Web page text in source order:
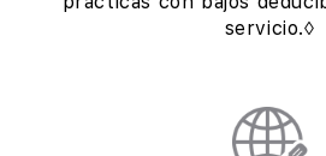
servicio.◊